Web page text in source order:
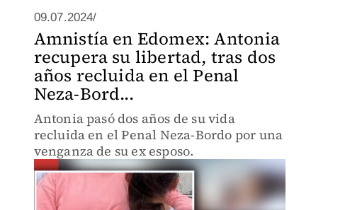
09.07.2024/
Amnistía en Edomex: Antonia
recupera su libertad, tras dos
años recluida en el Penal
Neza-Bord...
Antonia pasó dos años de su vida
recluida en el Penal Neza-Bordo por una
venganza de su ex esposo.